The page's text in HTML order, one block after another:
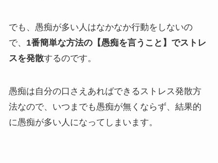
でも、愚痴が多い人はなかなか行動をしないの
で、 1番簡単な方法の【愚痴を言うこと】でストレ
スを発散するのです。
愚痴は自分の口さえあればできるストレス発散方
法なので、いつまでも愚痴が無くならず、結果的
に愚痴が多い人になってしまいます。